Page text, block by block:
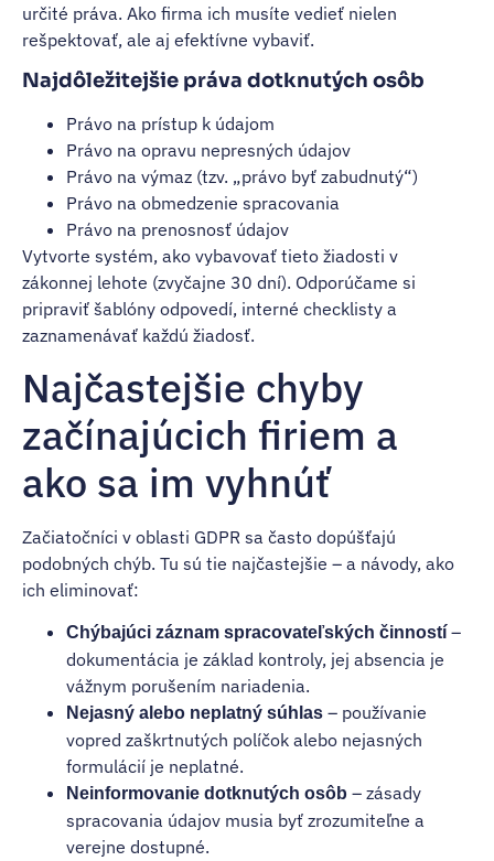
určité práva. Ako firma ich musíte vedieť nielen
rešpektovať, ale aj efektívne vybaviť.
Najdôležitejšie práva dotknutých osôb
Právo na prístup k údajom
Právo na opravu nepresných údajov
Právo na výmaz (tzv. „právo byť zabudnutý“)
Právo na obmedzenie spracovania
Právo na prenosnosť údajov
Vytvorte systém, ako vybavovať tieto žiadosti v
zákonnej lehote (zvyčajne 30 dní). Odporúčame si
pripraviť šablóny odpovedí, interné checklisty a
zaznamenávať každú žiadosť.
Najčastejšie chyby
začínajúcich firiem a
ako sa im vyhnúť
Začiatočníci v oblasti GDPR sa často dopúšťajú
podobných chýb. Tu sú tie najčastejšie – a návody, ako
ich eliminovať:
Chýbajúci záznam spracovateľských činností–
dokumentácia je základ kontroly, jej absencia je
vážnym porušením nariadenia.
Nejasný alebo neplatný súhlas – používanie
vopred zaškrtnutých políčok alebo nejasných
formulácií je neplatné.
Neinformovanie dotknutých osôb – zásady
spracovania údajov musia byť zrozumiteľne a
verejne dostupné.